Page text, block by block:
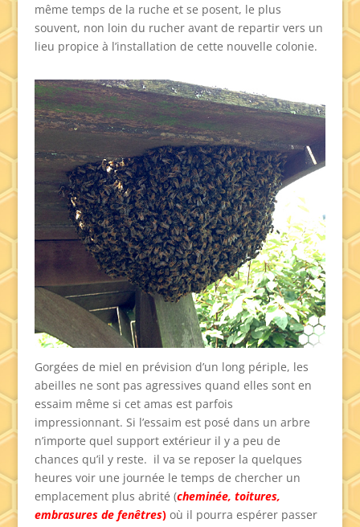
même temps de la ruche et se posent, le plus
souvent, non loin du rucher avant de repartir vers un
lieu propice à l’installation de cette nouvelle colonie.
Gorgées de miel en prévision d’un long périple, les
abeilles ne sont pas agressives quand elles sont en
essaim même si cet amas est parfois
impressionnant. Si l’essaim est posé dans un arbre
n’importe quel support extérieur il y a peu de
chances qu’il y reste. il va se reposer la quelques
heures voir une journée le temps de chercher un
emplacement plus abrité (cheminée, toitures,
embrasures de fenêtres)où il pourra espérer passer